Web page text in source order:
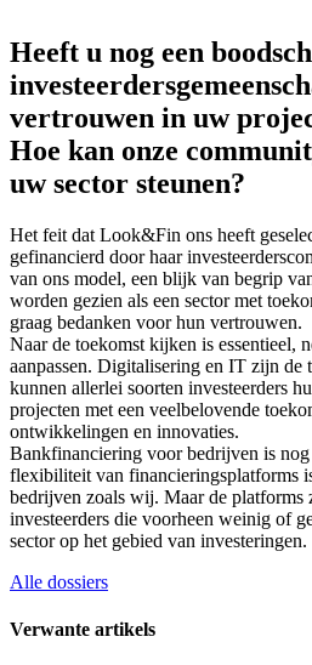
Heeft u nog een
vertrouwen in uw
Hoe kan onze
uw sector steunen?
Het feit dat Look&Fin ons heeft
gefinancierd door haar
van ons model, een blijk van begrip
worden gezien als een sector met
graag bedanken voor hun vertrouwen.
Naar de toekomst kijken is essentieel,
aanpassen. Digitalisering en IT zijn
kunnen allerlei soorten investeerders
projecten met een veelbelovende
ontwikkelingen en innovaties.
Bankfinanciering voor bedrijven is
flexibiliteit van financieringsplatforms
bedrijven zoals wij. Maar de platforms
investeerders die voorheen weinig of
sector op het gebied van investeringen.
Alle dossiers
Verwante artikels